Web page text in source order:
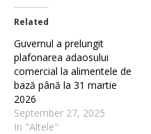
Related
Guvernul a prelungit
plafonarea adaosului
comercial la alimentele de
bază până la 31 martie
2026
September 27, 2025
In "Altele"